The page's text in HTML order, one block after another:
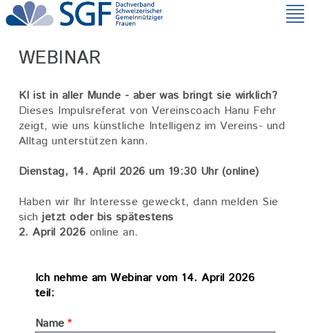
Direkt
zum
WEBINAR
KI ist in aller Munde - aber was bringt sie wirklich?
Dieses Impulsreferat von Vereinscoach Hanu Fehr
zeigt, wie uns künstliche Intelligenz im Vereins- und
Alltag unterstützen kann.
Dienstag, 14. April 2026 um 19:30 Uhr (online)
Haben wir Ihr Interesse geweckt, dann melden Sie
sichjetzt oder bis spätestens
2. April 2026 online an.
Ich nehme am Webinar vom 14. April 2026
teil:
Name